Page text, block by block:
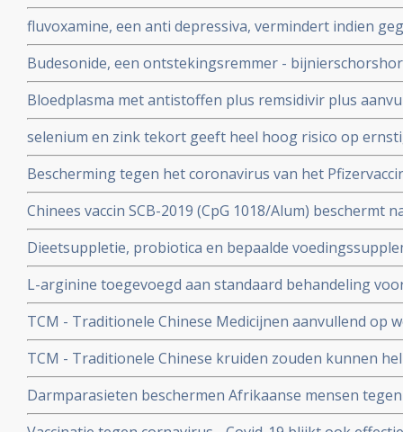
na lichte klachten als na ernstige klachten blijkt uit
fluvoxamine, een anti depressiva, vermindert indien
het risico op overlijden met 90 procent door COVID-19
met de ziekte om intensieve medische zorg te krijgen
Budesonide, een ontstekingsremmer -
astmapatienten, blijkt gebruikt als neusspray effectief
coronavirus - Covid-19
Bloedplasma met antistoffen plus remsidivir plus
en aspirine moet president Donald Trump redden van
selenium en zink tekort geeft heel hoog risico op
aan het coronavirus - Covid-19. Blijkt uit nieuw
Bescherming tegen het coronavirus van het
minder. Na 5 maanden is slechts nog 47 procent
Chinees vaccin SCB-2019 (CpG 1018/Alum) beschermt
ziekenhuisopname en overlijden bij alle bekende
Covid-19 blijkt uit SPECTRA fase III studie
Dieetsuppletie, probiotica en bepaalde
of als aanvullende of alleenstaande behandeling van
coronavirus - SARS-CoV-2 - geeft interessante
studies
L-arginine toegevoegd aan standaard behandeling
ernstige ziekte door coronavirus - Covid-19 verbetert
ziekenhuisverblijf met
TCM - Traditionele Chinese Medicijnen aanvullend op
bij patienten met milde tot matige COVID-19 -
TCM - Traditionele Chinese kruiden zouden kunnen
Corona virus, zeggen Chinese onderzoekers
Darmparasieten beschermen Afrikaanse mensen
hun immuunsysteem reageert anders dan